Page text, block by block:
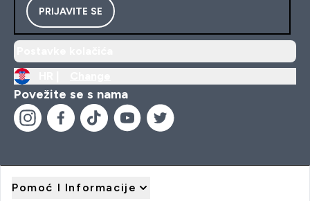
PRIJAVITE SE
Povežite se s nama
Pomoć I Informacije